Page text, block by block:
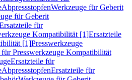
AbpressstopfenWerkzeuge für Geberit
für Geberit
für
Kompatibilität [1]Ersatzteile
[1]Presswerkzeuge
für Presswerkzeuge Kompatibilität
Ersatzteile für
AbpressstopfenErsatzteile für